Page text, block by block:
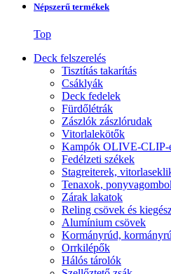
Népszerű termékek
Top
Deck felszerelés
Tisztítás takarítás
Csáklyák
Deck fedelek
Fürdőlétrák
Zászlók zászlórudak
Vitorlalekötők
Kampók OLIVE-CLIP-
Fedélzeti székek
Stagreiterek,
Tenaxok,
Zárak lakatok
Reling csövek és
Alumínium csövek
Kormányrúd,
Orrkilépők
Hálós tárolók